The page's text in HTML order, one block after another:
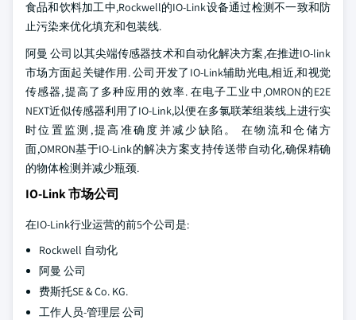
食品和饮料加工中,Rockwell的IO-Link设备通过检测不一致和防
止污染来优化填充和包装线.
阿曼 公司以其尖端传感器技术和自动化解决方案,在推进IO-link
市场方面起关键作用. 公司开发了IO-Link辅助光电,相近,和视觉
传感器,提高了多种应用的效率. 在电子工业中,OMRON的E2E
NEXT近似传感器利用了IO-Link,以便在多氯联苯组装线上进行实
时位置监测,提高准确度并减少缺陷。 在物流和仓储方
面,OMRON基于IO-Link的解决方案支持传送带自动化,确保精确
的物体检测并减少瓶颈.
IO-Link 市场公司
在IO-Link行业运营的前5个公司是:
Rockwell 自动化
阿曼 公司
费斯托SE & Co. KG.
工作人员-管理层 公司